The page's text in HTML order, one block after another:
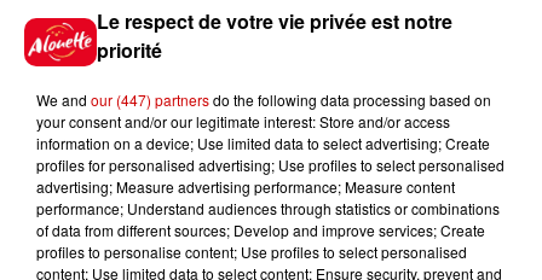
Gagnez vos places pour le
Festival du Roi Arthur 2026 !
Gagnez vos entrées pour le
Musée du Sport Automobile au
Mans !
Le respect de votre vie privée est notre
priorité
We and our (447) partnersdo the following data processing based on
your consent and/or our legitimate interest: Store and/or access
information on a device; Use limited data to select advertising; Create
profiles for personalised advertising; Use profiles to select personalised
advertising; Measure advertising performance; Measure content
performance; Understand audiences through statistics or combinations
of data from different sources; Develop and improve services; Create
profiles to personalise content; Use profiles to select personalised
content; Use limited data to select content; Ensure security, prevent and